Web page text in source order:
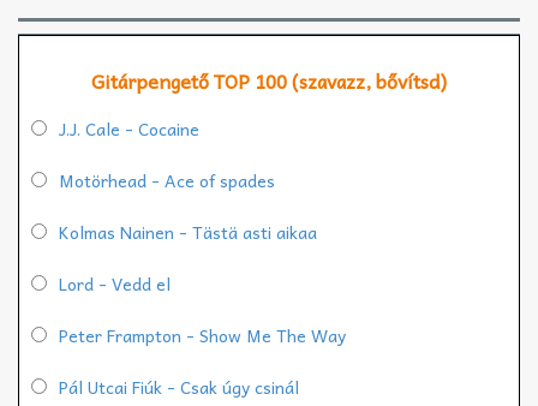
Gitárpengető TOP 100 (szavazz, bővítsd)
J.J. Cale - Cocaine
Motörhead - Ace of spades
Kolmas Nainen - Tästä asti aikaa
Lord - Vedd el
Peter Frampton - Show Me The Way
Pál Utcai Fiúk - Csak úgy csinál